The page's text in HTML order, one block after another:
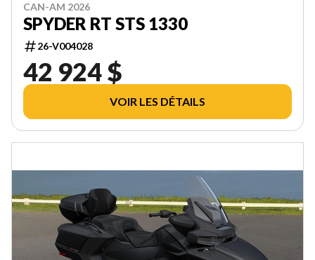
CAN-AM 2026
SPYDER RT STS 1330
26-V004028
42 924 $
VOIR LES DÉTAILS